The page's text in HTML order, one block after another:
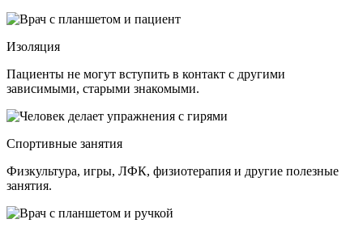
Изоляция
Пациенты не могут вступить в контакт с другими
зависимыми, старыми знакомыми.
Спортивные занятия
Физкультура, игры, ЛФК, физиотерапия и другие полезные
занятия.